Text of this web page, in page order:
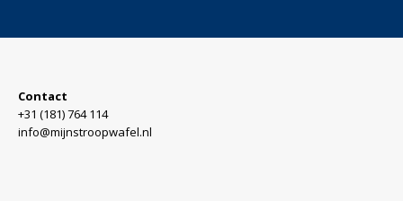
Contact
+31 (181) 764 114
info@mijnstroopwafel.nl